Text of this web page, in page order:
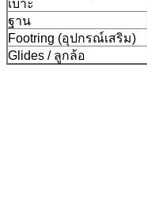
เบาะ
ฐาน
Footring (อุปกรณ์เสริม)
Glides / ลูกล้อ